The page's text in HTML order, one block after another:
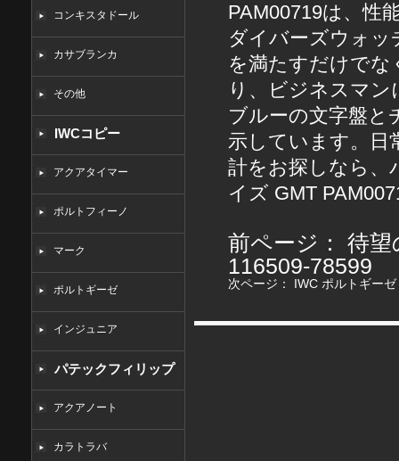
コンキスタドール
カサブランカ
その他
IWCコピー
アクアタイマー
ポルトフィーノ
マーク
ポルトギーゼ
インジュニア
パテックフィリップ
コピーアクアノート
カラトラバ
PAM00719は、性
ダイバーズウォッ
を満たすだけでな
り、ビジネスマ
ブルーの文字盤と
示しています。日
計をお探しなら、
イズ GMT
前ページ： 待望
116509-78599
次ページ： IWC ポルトギー